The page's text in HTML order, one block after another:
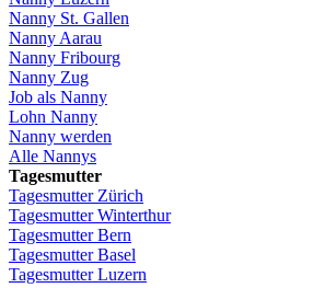
Nanny St. Gallen
Nanny Aarau
Nanny Fribourg
Nanny Zug
Job als Nanny
Lohn Nanny
Nanny werden
Alle Nannys
Tagesmutter
Tagesmutter Zürich
TagesmutterWinterthur
TagesmutterBern
TagesmutterBasel
Tagesmutter Luzern